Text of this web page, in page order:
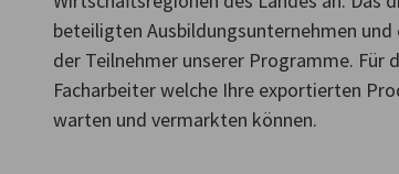
German
beteiligten Ausbildungsunternehmen
der Teilnehmer unserer Programme.
Facharbeiter welche Ihre exportierten
warten und vermarkten können.